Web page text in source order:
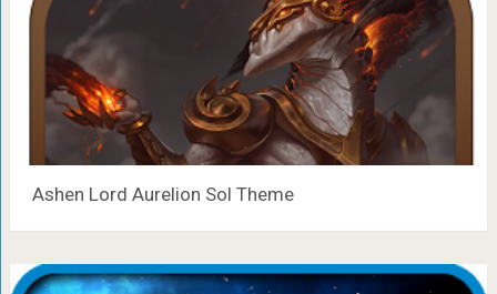
Ashen Lord Aurelion Sol Theme